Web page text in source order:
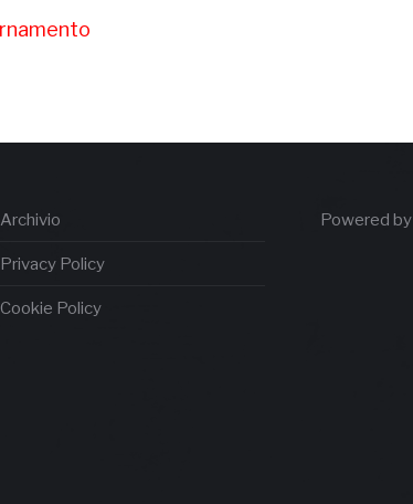
Archivio
Privacy Policy
Cookie Policy
Powered by